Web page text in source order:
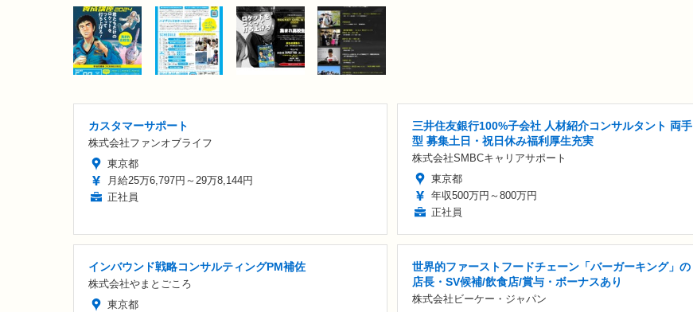
カスタマーサポート
株式会社ファンオブライフ
東京都
月給25万6,797円～29万8,144円
正社員
三井住友銀行100%子会社 人材紹介コンサルタント 両手
型 募集土日・祝日休み福利厚生充実
株式会社SMBCキャリアサポート
東京都
年収500万円～800万円
正社員
インバウンド戦略コンサルティングPM補佐
株式会社やまとごころ
東京都
世界的ファーストフードチェーン「バーガーキング」の
店長・SV候補/飲食店/賞与・ボーナスあり
株式会社ビーケー・ジャパン